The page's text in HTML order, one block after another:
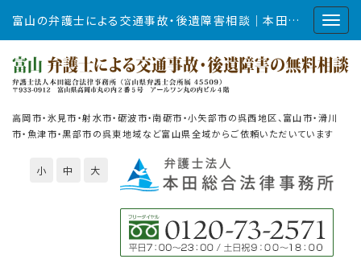
富山の弁護士による交通事故・後遺障害相談｜本田総合法律事務所
高岡市・氷見市・射水市・砺波市・南砺市・小矢部市の呉西地区、富山市・滑川
市・魚津市・黒部市の呉東地域など富山県全域からご依頼いただいています
小 中 大